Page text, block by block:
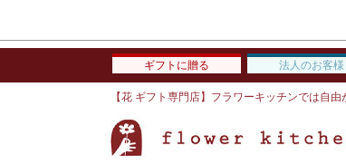
ギフトに贈る 法人のお客様
【花 ギフト専門店】フラワーキッチンでは自